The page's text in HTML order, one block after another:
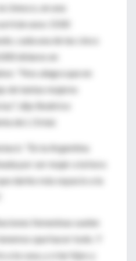
Unesco, en una
unos 1500
cada una de las cinco
dólares en
"Nos alegra que en
de tantas mujeres
dijo Beátrice
de L Oréal.
"En la Argentina
por ser mujer a la hora
darles más espacio a la
femeninas suelen
que hacer todo. Y
la casa, y criar hijos y